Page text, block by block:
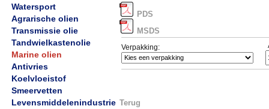
Watersport
Agrarische olien
Transmissie olie
Tandwielkastenolie
Marine olien
Antivries
Koelvloeistof
Smeervetten
Levensmiddelenindustrie
PDS
MSDS
Verpakking:
Terug